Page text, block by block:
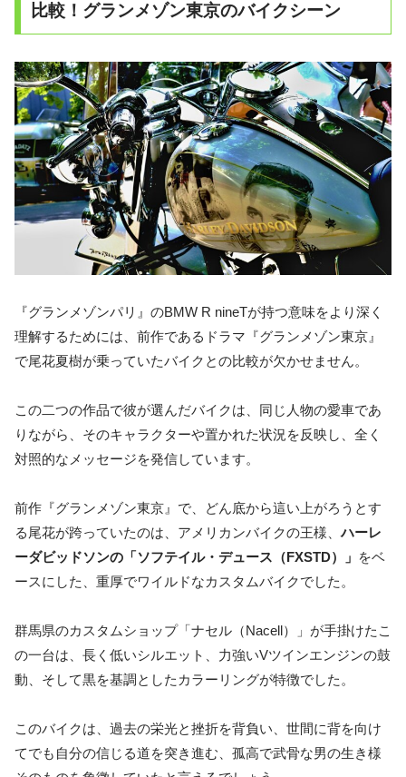
比較！グランメゾン東京のバイクシーン
『グランメゾンパリ』のBMW R nineTが持つ意味をより深く
理解するためには、前作であるドラマ『グランメゾン東京』
で尾花夏樹が乗っていたバイクとの比較が欠かせません。
この二つの作品で彼が選んだバイクは、同じ人物の愛車であ
りながら、そのキャラクターや置かれた状況を反映し、全く
対照的なメッセージを発信しています。
前作『グランメゾン東京』で、どん底から這い上がろうとす
る尾花が跨っていたのは、アメリカンバイクの王様、ハーレ
ーダビッドソンの「ソフテイル・デュース（FXSTD）」 をベ
ースにした、重厚でワイルドなカスタムバイクでした。
群馬県のカスタムショップ「ナセル（Nacell）」が手掛けたこ
の一台は、長く低いシルエット、力強いVツインエンジンの鼓
動、そして黒を基調としたカラーリングが特徴でした。
このバイクは、 過去の栄光と挫折を背負い、世間に背を向け
てでも自分の信じる道を突き進む、孤高で武骨な男の生き様